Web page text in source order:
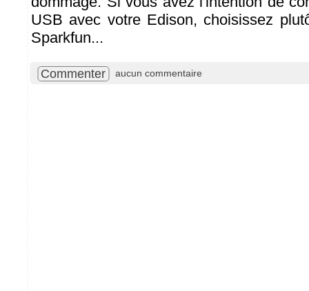
USB avec votre Edison, choisissez
Sparkfun...
Commenter aucun commentaire